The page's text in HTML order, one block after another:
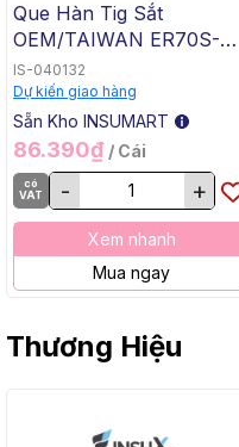
Que Hàn Tig Sắt
OEM/TAIWAN ER70S-G
TG-50, 1.6x1000mm, 5 Kg
/ Hộp, 20 Kg / Thùng
IS-040132
Dự kiến giao hàng
Sẵn Kho INSUMART
86.390₫ / Cái
có
VAT
- +
Xem nhanh
Mua ngay
Thương Hiệu